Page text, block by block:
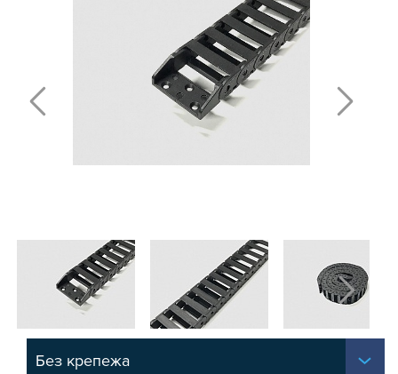
ШАРИКО-ВИНТОВЫЕ ПЕРЕДАЧИ (ШВП)
ОПОРЫ ХОДОВЫХ ВИНТОВ
ЛИНЕЙНЫЕ ПОДШИПНИКИ И МОДУЛИ
КАБЕЛЬ-КАНАЛЫ СТАНОЧНЫЕ ГИБКИЕ
МУФТЫ СОЕДИНИТЕЛЬНЫЕ
ЦАНГИ И ФРЕЗЫ
АКСЕССУАРЫ ДЛЯ РАБОЧЕГО СТОЛА
АКСЕССУАРЫ ДЛЯ V-ПАЗА
СОЕДИНИТЕЛЬНЫЕ ПЛАСТИНЫ
УГЛОВЫЕ СОЕДИНИТЕЛИ
Без крепежа